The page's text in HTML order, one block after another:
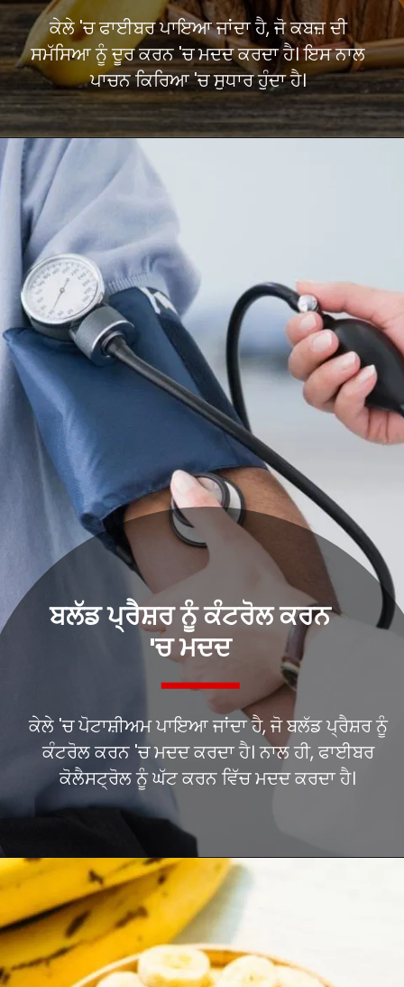
ਕੇਲੇ 'ਚ ਫਾਈਬਰ ਪਾਇਆ ਜਾਂਦਾ ਹੈ, ਜੋ ਕਬਜ਼ ਦੀ
ਸਮੱਸਿਆ ਨੂੰ ਦੂਰ ਕਰਨ 'ਚ ਮਦਦ ਕਰਦਾ ਹੈ। ਇਸ ਨਾਲ
ਪਾਚਨ ਕਿਰਿਆ 'ਚ ਸੁਧਾਰ ਹੁੰਦਾ ਹੈ।
ਕੇਲੇ 'ਚ ਪੋਟਾਸ਼ੀਅਮ ਪਾਇਆ ਜਾਂਦਾ ਹੈ, ਜੋ ਬਲੱਡ ਪ੍ਰੈਸ਼ਰ ਨੂੰ
ਕੰਟਰੋਲ ਕਰਨ 'ਚ ਮਦਦ ਕਰਦਾ ਹੈ। ਨਾਲ ਹੀ, ਫਾਈਬਰ
ਕੋਲੈਸਟ੍ਰੋਲ ਨੂੰ ਘੱਟ ਕਰਨ ਵਿੱਚ ਮਦਦ ਕਰਦਾ ਹੈ।
ਬਲੱਡ ਪ੍ਰੈਸ਼ਰ ਨੂੰ ਕੰਟਰੋਲ ਕਰਨ
'ਚ ਮਦਦ